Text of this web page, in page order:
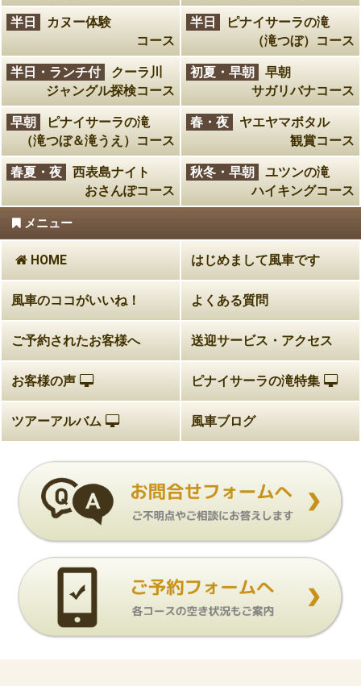
半日
カヌー体験
コース
半日
ピナイサーラの滝
（滝つぼ）コース
半日・ランチ付
クーラ川
ジャングル探検コース
初夏・早朝
早朝
サガリバナコース
早朝
ピナイサーラの滝
（滝つぼ＆滝うえ）コース
春・夜
ヤエヤマボタル
観賞コース
春夏・夜
西表島ナイト
おさんぽコース
秋冬・早朝
ユツンの滝
ハイキングコース
メニュー
HOME はじめまして風車です
風車のココがいいね！ よくある質問
ご予約されたお客様へ 送迎サービス・アクセス
お客様の声 ピナイサーラの滝特集
ツアーアルバム 風車ブログ